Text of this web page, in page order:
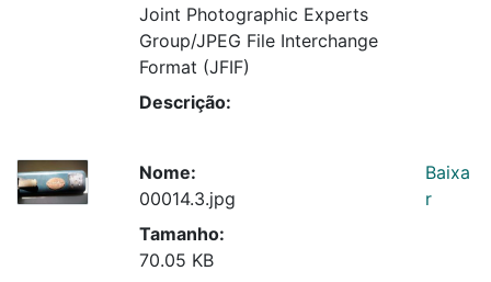
Joint Photographic Experts
Group/JPEG File Interchange
Format (JFIF)
Descrição:
Nome:
00014.3.jpg
Tamanho:
70.05 KB
Baixa
r